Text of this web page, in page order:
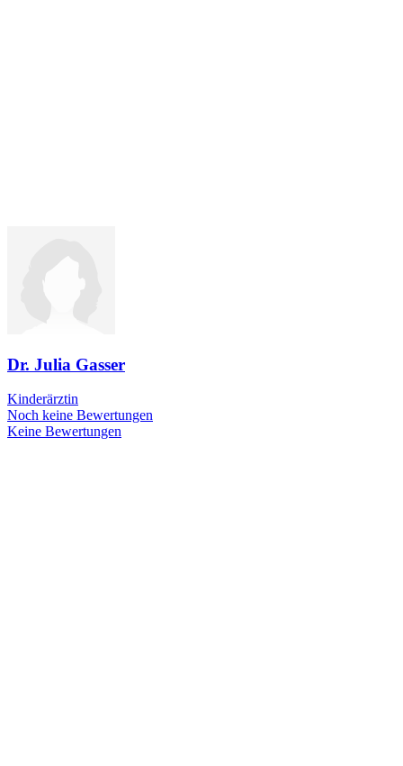
Dr. Julia Gasser
Kinderärztin
Noch keine Bewertungen
Keine Bewertungen